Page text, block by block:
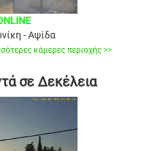
- Αψίδα
κάμερες περιοχής >>
σε Δεκέλεια